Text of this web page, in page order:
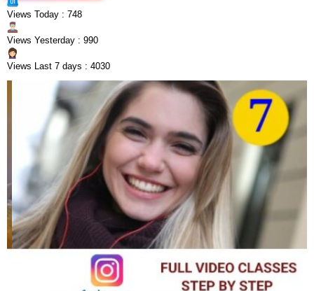
Views Today : 748
Views Yesterday : 990
Views Last 7 days : 4030